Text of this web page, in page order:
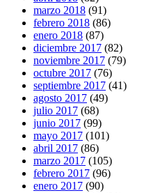
marzo 2018 (91)
febrero 2018 (86)
enero 2018 (87)
diciembre 2017 (82)
noviembre 2017 (79)
octubre 2017 (76)
septiembre 2017 (41)
agosto 2017 (49)
julio 2017 (68)
junio 2017 (99)
mayo 2017 (101)
abril 2017 (86)
marzo 2017 (105)
febrero 2017 (96)
enero 2017 (90)